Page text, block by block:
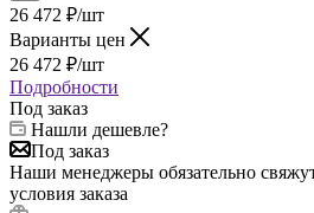
26 472 ₽/шт
Варианты цен
26 472 ₽/шт
Подробности
Под заказ
Нашли дешевле?
Под заказ
Наши менеджеры обязательно
условия заказа